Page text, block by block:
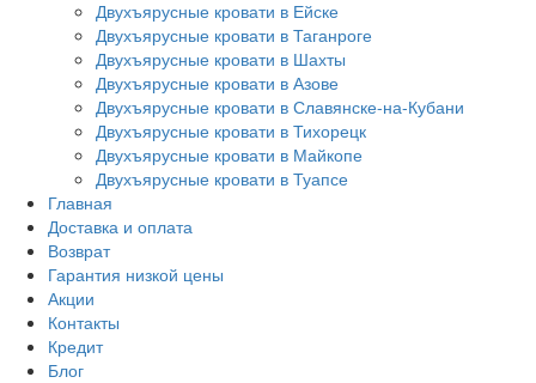
Двухъярусные кровати в Ейске
Двухъярусные кровати в Таганроге
Двухъярусные кровати в Шахты
Двухъярусные кровати в Азове
Двухъярусные кровати в Славянске-на-Кубани
Двухъярусные кровати в Тихорецк
Двухъярусные кровати в Майкопе
Двухъярусные кровати в Туапсе
Главная
Доставка и оплата
Возврат
Гарантия низкой цены
Акции
Контакты
Кредит
Блог